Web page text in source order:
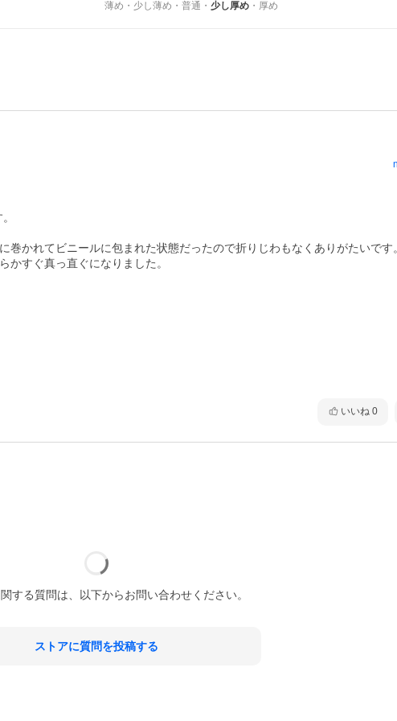
薄め ・ 少し薄め ・ 普通 ・ 少し厚め ・ 厚め
かれてビニールに包まれた状態だったので折りじわもなくありがたいです。
かすぐ真っ直ぐになりました。
いいね 0
する質問は、以下からお問い合わせください。
ストアに質問を投稿する